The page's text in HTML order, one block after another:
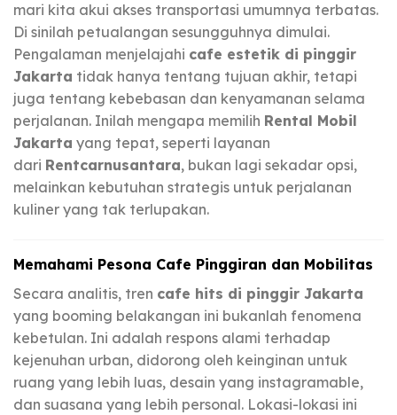
mari kita akui akses transportasi umumnya terbatas.
Di sinilah petualangan sesungguhnya dimulai.
Pengalaman menjelajahi cafe estetik di pinggir
Jakarta tidak hanya tentang tujuan akhir, tetapi
juga tentang kebebasan dan kenyamanan selama
perjalanan. Inilah mengapa memilih Rental Mobil
Jakarta yang tepat, seperti layanan
dari Rentcarnusantara, bukan lagi sekadar opsi,
melainkan kebutuhan strategis untuk perjalanan
kuliner yang tak terlupakan.
Memahami Pesona Cafe Pinggiran dan Mobilitas
Secara analitis, tren cafe hits di pinggir Jakarta
yang booming belakangan ini bukanlah fenomena
kebetulan. Ini adalah respons alami terhadap
kejenuhan urban, didorong oleh keinginan untuk
ruang yang lebih luas, desain yang instagramable,
dan suasana yang lebih personal. Lokasi-lokasi ini